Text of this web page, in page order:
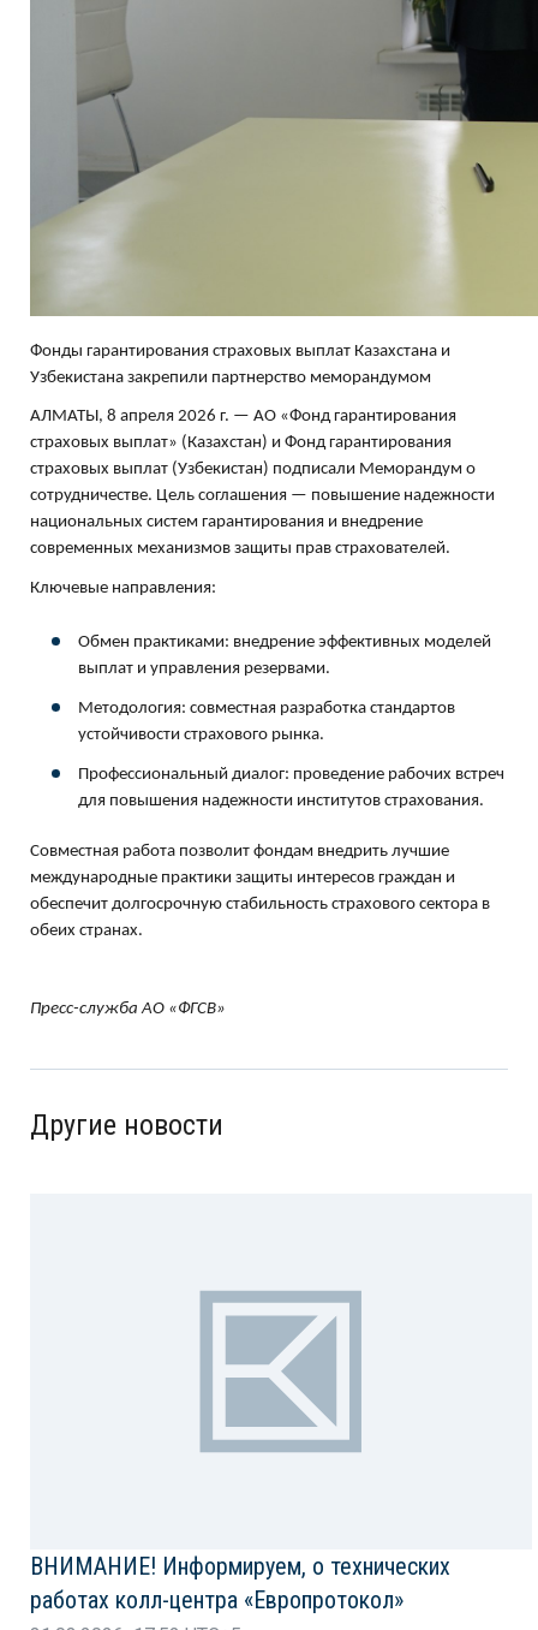
Фонды гарантирования страховых выплат Казахстана и
Узбекистана закрепили партнерство меморандумом
АЛМАТЫ, 8 апреля 2026 г. — АО «Фонд гарантирования
страховых выплат» (Казахстан) и Фонд гарантирования
страховых выплат (Узбекистан) подписали Меморандум о
сотрудничестве. Цель соглашения — повышение надежности
национальных систем гарантирования и внедрение
современных механизмов защиты прав страхователей.
Ключевые направления:
Обмен практиками: внедрение эффективных моделей
выплат и управления резервами.
Методология: совместная разработка стандартов
устойчивости страхового рынка.
Профессиональный диалог: проведение рабочих встреч
для повышения надежности институтов страхования.
Совместная работа позволит фондам внедрить лучшие
международные практики защиты интересов граждан и
обеспечит долгосрочную стабильность страхового сектора в
обеих странах.
Пресс-служба АО «ФГСВ»
Другие новости
ВНИМАНИЕ! Информируем, о технических
работах колл-центра «Европротокол»